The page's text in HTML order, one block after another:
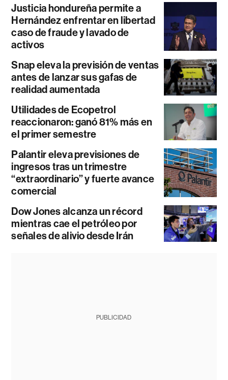
Justicia hondureña permite a
Hernández enfrentar en libertad
caso de fraude y lavado de
activos
Snap eleva la previsión de ventas
antes de lanzar sus gafas de
realidad aumentada
Utilidades de Ecopetrol
reaccionaron: ganó 81% más en
el primer semestre
Palantir eleva previsiones de
ingresos tras un trimestre
“extraordinario” y fuerte avance
comercial
Dow Jones alcanza un récord
mientras cae el petróleo por
señales de alivio desde Irán
PUBLICIDAD